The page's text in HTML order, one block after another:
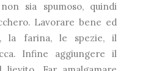
sia spumoso, quindi
Lavorare bene ed
la farina, le spezie, il
Infine aggiungere il